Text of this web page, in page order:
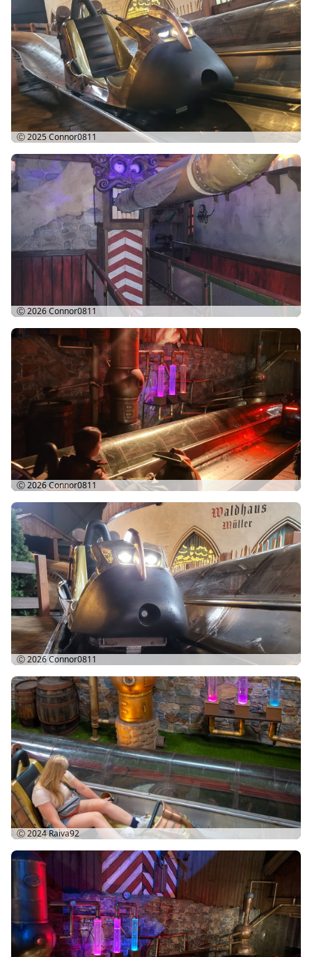
Ⓒ 2025Connor0811
Ⓒ 2026Connor0811
Ⓒ 2026Connor0811
Ⓒ 2026Connor0811
Ⓒ 2024Raiva92